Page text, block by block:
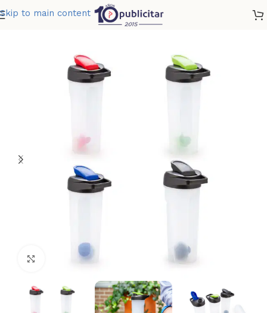
Skip to main content
BOTELLA SHAKER ROUND 600 ML 20 OZ
Clic para ampliar